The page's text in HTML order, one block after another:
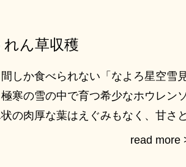
ん草収穫
しか食べられない「なよろ星空雪
寒の雪の中で育つ希少なホウレン
の肉厚な葉はえぐみもなく、甘さと
り乗っています。この体験ではふわ